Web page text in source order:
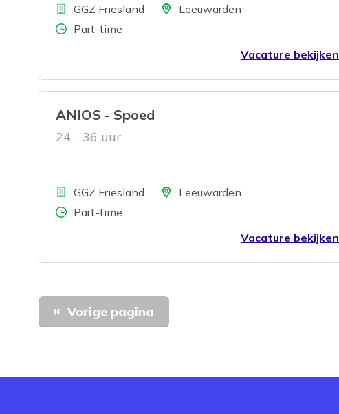
BedrijfGGZ Friesland LocatieLeeuwarden
Aantal uren
Part-time
Vacature bekijken
ANIOS - Spoed
24 - 36 uur
BedrijfGGZ Friesland LocatieLeeuwarden
Aantal uren
Part-time
Vacature bekijken
Vorige pagina